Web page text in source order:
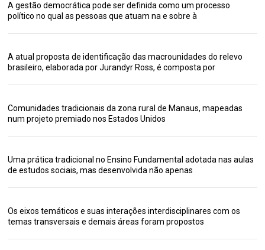
A gestão democrática pode ser definida como um processo
político no qual as pessoas que atuam na e sobre à
A atual proposta de identificação das macrounidades do relevo
brasileiro, elaborada por Jurandyr Ross, é composta por
Comunidades tradicionais da zona rural de Manaus, mapeadas
num projeto premiado nos Estados Unidos
Uma prática tradicional no Ensino Fundamental adotada nas aulas
de estudos sociais, mas desenvolvida não apenas
Os eixos temáticos e suas interações interdisciplinares com os
temas transversais e demais áreas foram propostos